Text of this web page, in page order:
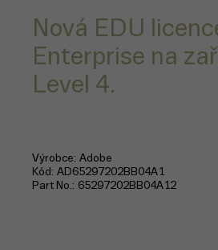
Nová EDU
Enterprise na
Level 4.
Výrobce Adobe
Kód AD65297202BB04A1
Part No. 65297202BB04A12